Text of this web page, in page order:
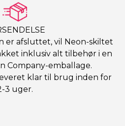
er afsluttet, vil Neon-skiltet
inklusiv alt tilbehør i en
Company-emballage.
klar til brug inden for
3 uger.